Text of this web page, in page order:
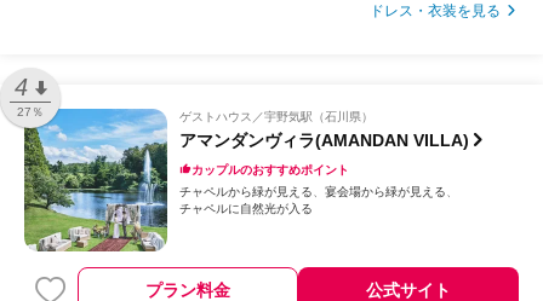
ドレス・衣装を見る
4
27％ ゲストハウス 宇野気駅（石川県）
アマンダンヴィラ(AMANDAN VILLA)
カップルのおすすめポイント
チャペルから緑が見える
宴会場から緑が見える
チャペルに自然光が入る
プラン料金 公式サイト